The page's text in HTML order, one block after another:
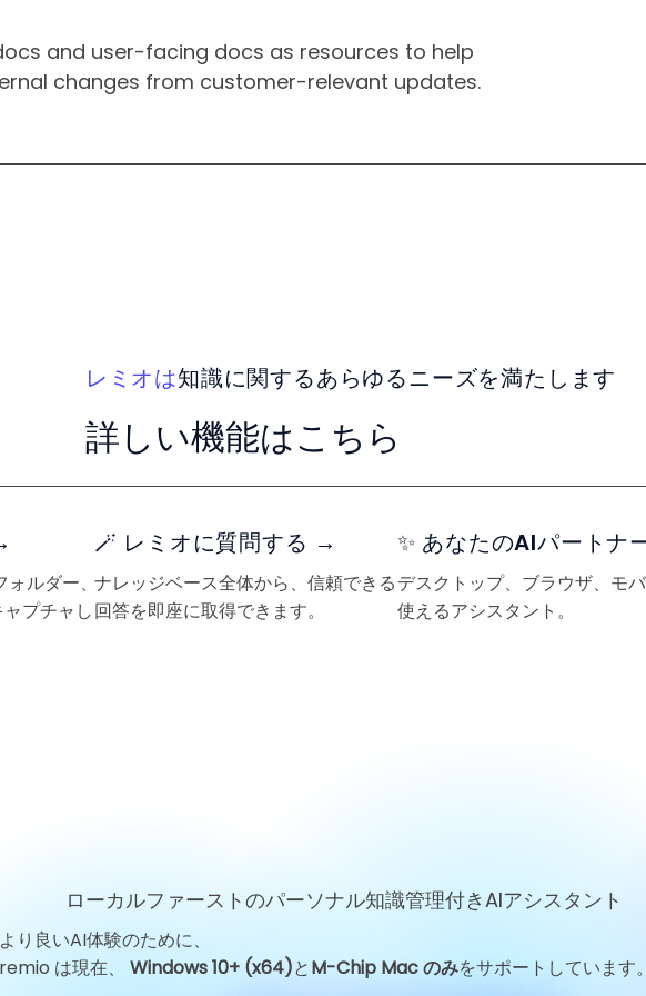
and user-facing docs as resources to help
changes from customer-relevant updates.
レミオは知識に関するあらゆるニーズを満たします
詳しい機能はこちら
ォルダー、
プチャし
🪄 レミオに質問する →
ナレッジベース全体から、信頼できる
回答を即座に取得できます。
✨ あなたのAIパートナ
デスクトップ、ブラウザ、モ
使えるアシスタント。
ローカルファーストのパーソナル知識管理付きAIアシスタント
より良いAI体験のために、
remio は現在、 Windows 10+ (x64)とM-Chip Mac のみをサポートしています。